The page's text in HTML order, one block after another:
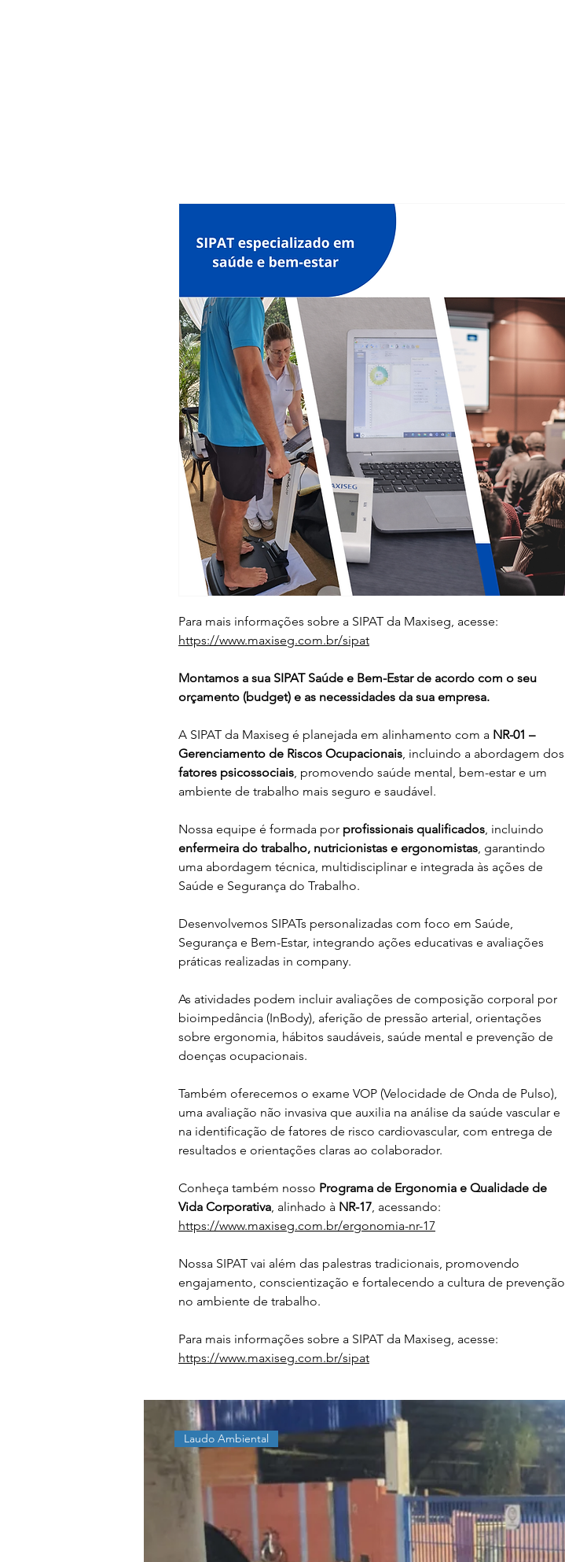
Para mais informações sobre a SIPAT da Maxiseg, acesse:
https://www.maxiseg.com.br/sipat
Montamos a sua SIPAT Saúde e Bem-Estar de acordo com o seu
orçamento (budget) e as necessidades da sua empresa.
A SIPAT da Maxiseg é planejada em alinhamento com a NR-01 –
Gerenciamento de Riscos Ocupacionais
fatores psicossociais, promovendo saúde mental, bem-estar e um
ambiente de trabalho mais seguro e saudável.
Nossa equipe é formada por profissionais qualificados
enfermeira do trabalho, nutricionistas e ergonomistas, garantindo
uma abordagem técnica, multidisciplinar e integrada às ações de
Saúde e Segurança do Trabalho.
Desenvolvemos SIPATs personalizadas com foco em Saúde,
Segurança e Bem-Estar, integrando ações educativas e avaliações
práticas realizadas in company.
As atividades podem incluir avaliações de composição corporal por
bioimpedância (InBody), aferição de pressão arterial, orientações
sobre ergonomia, hábitos saudáveis, saúde mental e prevenção de
doenças ocupacionais.
Também oferecemos o exame VOP (Velocidade de Onda de Pulso),
uma avaliação não invasiva que auxilia na análise da saúde vascular e
na identificação de fatores de risco cardiovascular, com entrega de
resultados e orientações claras ao colaborador.
Conheça também nosso Programa de Ergonomia e Qualidade de
Vida Corporativa, alinhado à NR-17, acessando:
https://www.maxiseg.com.br/ergonomia-nr-17
Nossa SIPAT vai além das palestras tradicionais, promovendo
engajamento, conscientização e fortalecendo a cultura de prevenção
no ambiente de trabalho.
Para mais informações sobre a SIPAT da Maxiseg, acesse:
https://www.maxiseg.com.br/sipat
Laudo Ambiental